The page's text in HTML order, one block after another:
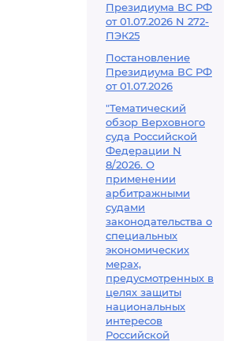
Президиума ВС РФ
от 01.07.2026 N 272-
ПЭК25
Постановление
Президиума ВС РФ
от 01.07.2026
"Тематический
обзор Верховного
суда Российской
Федерации N
8/2026. О
применении
арбитражными
судами
законодательства о
специальных
экономических
мерах,
предусмотренных в
целях защиты
национальных
интересов
Российской